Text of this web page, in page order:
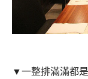
▼一整排滿滿都